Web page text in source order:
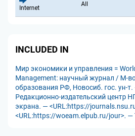
Internet
All
INCLUDED IN
Мир экономики и управления =
Management: научный журнал / М-
образования РФ, Новосиб. гос. ун-
Редакционно-издательский центр
экрана. — <URL:https://
<URL:https://woeam.elpub.ru/jour>. —